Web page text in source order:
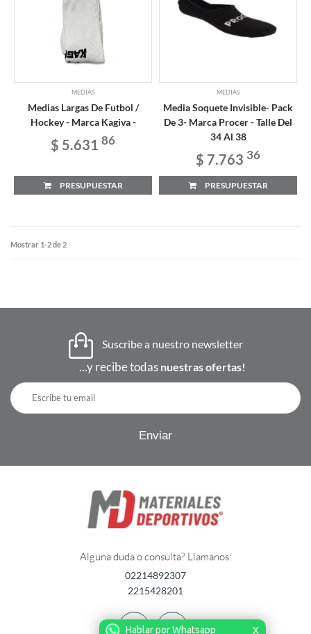
Hablar por Whatsapp X
MEDIAS
Medias Largas De Futbol /
Hockey - Marca Kagiva -
$ 5.631 86
PRESUPUESTAR
MEDIAS
Media Soquete Invisible- Pack
De 3- Marca Procer - Talle Del
34 Al 38
$ 7.763 36
PRESUPUESTAR
Mostrar 1-2 de 2
Suscribe a nuestro newsletter
...y recibe todas nuestras ofertas!
Alguna duda o consulta? Llamanos:
02214892307
2215428201